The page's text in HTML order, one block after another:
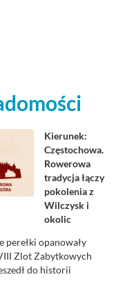
Kierunek:
Częstochowa.
Rowerowa
tradycja łączy
pokolenia z
Wilczysk i
okolic
perełki opanowały
Zlot Zabytkowych
do historii